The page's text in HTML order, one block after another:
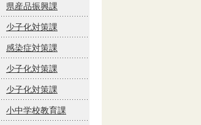
県産品振興課
少子化対策課
感染症対策課
少子化対策課
少子化対策課
小中学校教育課